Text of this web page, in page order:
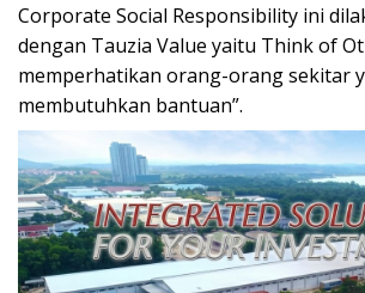
Corporate Social Responsibility ini
dengan Tauzia Value yaitu Think of
memperhatikan orang-orang sekitar
membutuhkan bantuan”.